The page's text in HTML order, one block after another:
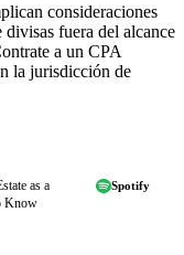
consideraciones
fuera del alcance
a un CPA
la jurisdicción de
as a
Know
Spotify